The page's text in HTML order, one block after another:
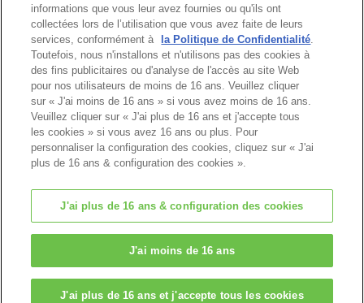
Haut de page
© EPOCH
Change Region
informations que vous leur avez fournies ou qu'ils ont
collectées lors de l’utilisation que vous avez faite de leurs
services, conformément à
la Politique de Confidentialité.
Toutefois, nous n'installons et n'utilisons pas des cookies à
des fins publicitaires ou d'analyse de l'accès au site Web
pour nos utilisateurs de moins de 16 ans. Veuillez cliquer
sur « J'ai moins de 16 ans » si vous avez moins de 16 ans.
Veuillez cliquer sur « J'ai plus de 16 ans et j'accepte tous
les cookies » si vous avez 16 ans ou plus. Pour
personnaliser la configuration des cookies, cliquez sur « J'ai
plus de 16 ans & configuration des cookies ».
J'ai plus de 16 ans & configuration des cookies
J'ai moins de 16 ans
J'ai plus de 16 ans et j'accepte tous les cookies